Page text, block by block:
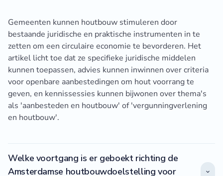
Gemeenten kunnen houtbouw stimuleren door
bestaande juridische en praktische instrumenten in te
zetten om een circulaire economie te bevorderen. Het
artikel licht toe dat ze specifieke juridische middelen
kunnen toepassen, advies kunnen inwinnen over criteria
voor openbare aanbestedingen om hout voorrang te
geven, en kennissessies kunnen bijwonen over thema's
als 'aanbesteden en houtbouw' of 'vergunningverlening
en houtbouw'.
Welke voortgang is er geboekt richting de
Amsterdamse houtbouwdoelstelling voor